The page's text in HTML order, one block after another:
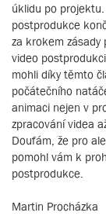
úklidu po
postprodukce
za krokem zásady
video
mohli díky těmto
počátečního
animaci nejen v
zpracování videa
Doufám, že pro
pomohl vám k
postprodukce.
Martin Procházka